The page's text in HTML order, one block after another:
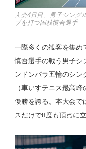
大会4日目、男子シング
ブを打つ国枝慎吾選手
一際多くの観客を集め
慎吾選手の戦う男子シ
ンドンパラ五輪のシン
（車いすテニス最高
優勝を誇る。本大会で
スだけで8度も頂点に立